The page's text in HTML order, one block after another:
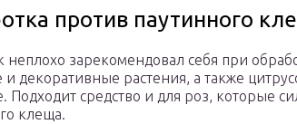
против паутинного
неплохо зарекомендовал себя при
и декоративные растения, а также
Подходит средство и для роз, которые
клеща.